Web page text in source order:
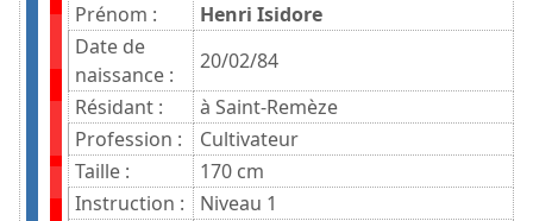
Prénom :
Henri Isidore
Date de
naissance :
20/02/84
Résidant :
à Saint-Remèze
Profession :
Cultivateur
Taille :
170 cm
Instruction :
Niveau 1